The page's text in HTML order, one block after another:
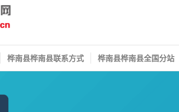
桦南县桦南县联系方式 桦南县桦南县全国分站